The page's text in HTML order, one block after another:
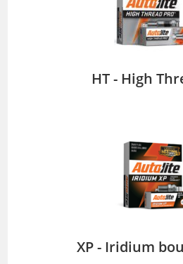
HT - High
XP - Iridium